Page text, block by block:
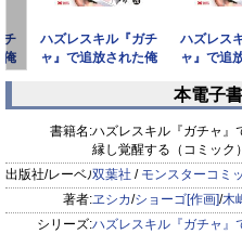
チ
俺
ハズレスキル『ガチ
ャ』で追放された俺
ハズレス
ャ』で追
を
prev
本電子
書籍名:ハズレスキル『ガチャ』
縁し覚醒する（コミック
出版社/レーベル:双葉社 / モンスターコミ
著者:ヱシカ/ショーゴ[作画]/木
シリーズ:ハズレスキル『ガチャ』